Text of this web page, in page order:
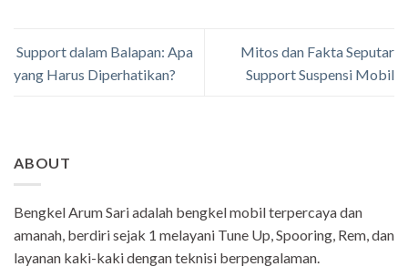
ABOUT
Bengkel Arum Sari adalah bengkel mobil terpercaya dan
amanah, berdiri sejak 1 melayani Tune Up, Spooring, Rem, dan
layanan kaki-kaki dengan teknisi berpengalaman.
Support dalam Balapan: Apa
yang Harus Diperhatikan?
Mitos dan Fakta Seputar
Support Suspensi Mobil